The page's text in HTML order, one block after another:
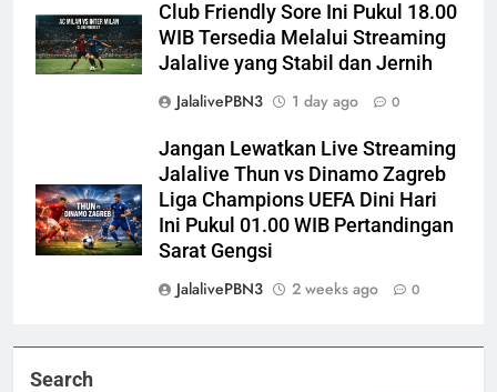
Club Friendly Sore Ini Pukul 18.00
WIB Tersedia Melalui Streaming
Jalalive yang Stabil dan Jernih
JalalivePBN3
1 day ago 0
Jangan Lewatkan Live Streaming
Jalalive Thun vs Dinamo Zagreb
Liga Champions UEFA Dini Hari
Ini Pukul 01.00 WIB Pertandingan
Sarat Gengsi
JalalivePBN3
2 weeks ago 0
Search